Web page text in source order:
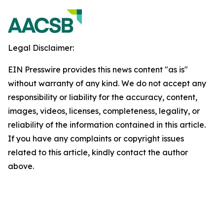
Legal Disclaimer:
EIN Presswire provides this news content "as is"
without warranty of any kind. We do not accept any
responsibility or liability for the accuracy, content,
images, videos, licenses, completeness, legality, or
reliability of the information contained in this article.
If you have any complaints or copyright issues
related to this article, kindly contact the author
above.